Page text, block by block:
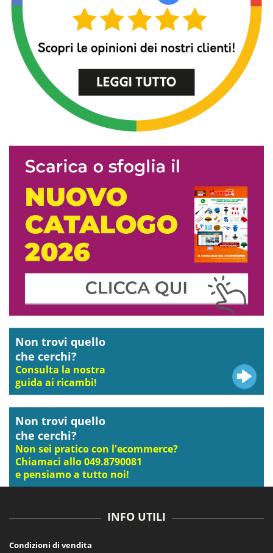
Non trovi quello
che cerchi?
Consulta la nostra
guida ai ricambi!
Non trovi quello
che cerchi?
Non sei pratico con l'ecommerce?
Chiamaci allo 049.8790081
e pensiamo a tutto noi!
INFO UTILI
Condizioni di vendita